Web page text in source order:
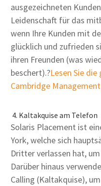
ausgezeichneten
Leidenschaft für das
wenn Ihre Kunden mit
glücklich und zufrieden
ihren Freunden (was
beschert).?Lesen Sie
Cambridge
4. Kaltakquise am Telefon
Solaris Placement ist
York, welche sich
Dritter verlassen hat,
Darüber hinaus
Calling (Kaltakquise),